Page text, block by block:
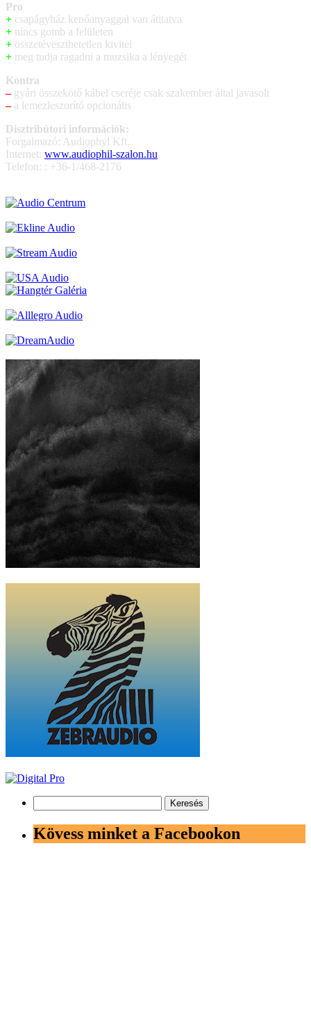
Pro
+ csapágyház kenőanyaggal van átitatva
+ nincs gomb a felületen
+ összetéveszthetetlen kivitel
+ meg tudja ragadni a muzsika a lényegét
Kontra
–gyári összekötő kábel cseréje csak szakember által javasolt
–a lemezleszorító opcionális
Disztribútori információk:
Forgalmazó: Audiophyl Kft.
Internet: www.audiophil-szalon.hu
Telefon: : +36-1/468-2176
Kövess minket a Facebookon